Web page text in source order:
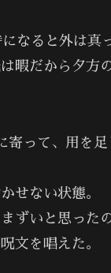
なると外は真
暇だから夕方
って、用を
せない状態。
ずいと思ったの
文を唱えた。